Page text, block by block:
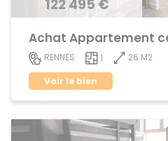
122 495 €
RENNES 1
26 M2
Voir le bien